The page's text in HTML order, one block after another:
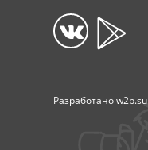
Разработаноw2p.su